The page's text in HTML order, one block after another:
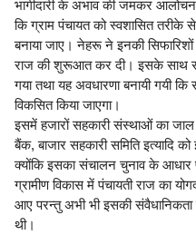
भागीदारी के अभाव की जमकर
कि ग्राम पंचायत को स्वशासित तरीके से
बनाया जाए। नेहरू ने इनकी
राज की शुरूआत कर दी। इसके साथ
गया तथा यह अवधारणा बनायी गयी
विकसित किया जाएगा।
इसमें हजारों सहकारी संस्थाओं का जाल
बैंक, बाजार सहकारी समिति इत्यादि
क्योंकि इसका संचालन चुनाव के आधार
ग्रामीण विकास में पंचायती राज का
आए परन्तु अभी भी इसकी संवैधानिकता
थी।